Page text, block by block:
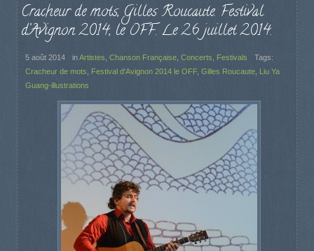
Cracheur de mots, Gilles Roucaute. Festival
d’Avignon 2014, le OFF. Le 26 juillet 2014.
5 août 2014 inArtistes Chanson Française Concerts Festivals
Tags:
Cracheur de mots
Festival d'Avignon 2014 le OFF Gilles Roucaute Liu Ya
Guang-illustrations